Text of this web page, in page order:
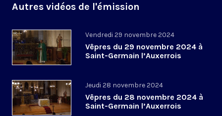
Autres vidéos de l'émission
Vendredi 29 novembre 2024
Vêpres du 29 novembre 2024 à
Saint-Germain l’Auxerrois
Jeudi 28 novembre 2024
Vêpres du 28 novembre 2024 à
Saint-Germain l’Auxerrois